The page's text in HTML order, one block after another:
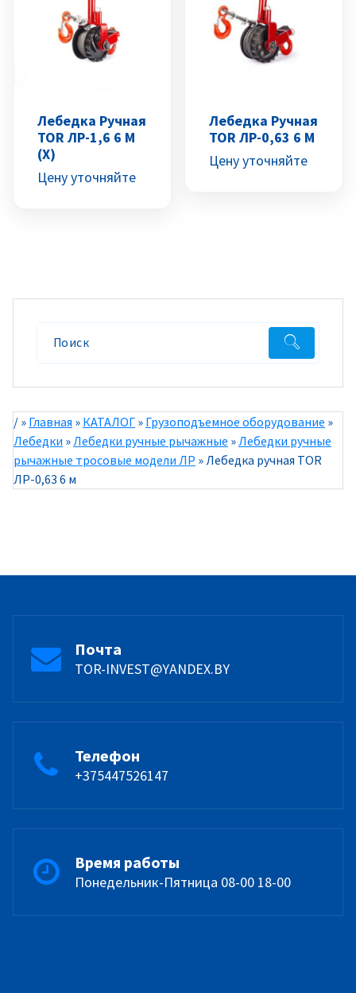
Лебедка Ручная
TOR ЛР-1,6 6 М
(X)
Цену уточняйте
Лебедка Ручная
TOR ЛР-0,63 6 М
Цену уточняйте
/ » Главная » КАТАЛОГ » Грузоподъемное оборудование »
Лебедки » Лебедки ручные рычажные » Лебедки ручные
рычажные тросовые модели ЛР » Лебедка ручная TOR
ЛР-0,63 6 м
Почта
TOR-INVEST@YANDEX.BY
Телефон
+375447526147
Время работы
Понедельник-Пятница 08-00 18-00